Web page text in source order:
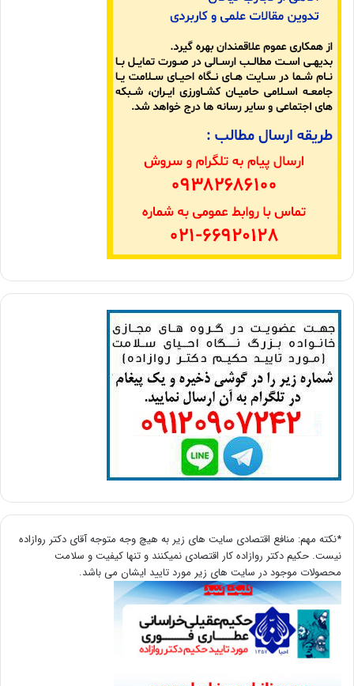
*نکته مهم: منافع اقتصادی سایت های زیر به هیچ وجه متوجه آقای دکتر روازاده
نیست. حکیم دکتر روازاده کار اقتصادی نمیکنند و تنها کیفیت و سلامت
محصولات موجود در سایت های زیر مورد تایید ایشان می باشد.